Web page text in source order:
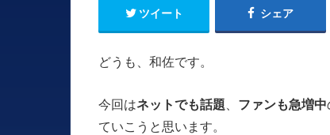
ツイート シェア
どうも、和佐です。
今回はネットでも話題 ファンも急増中
ていこうと思います。